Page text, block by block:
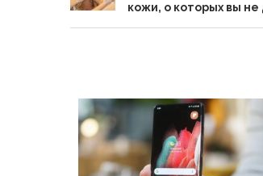
кожи, о которых вы